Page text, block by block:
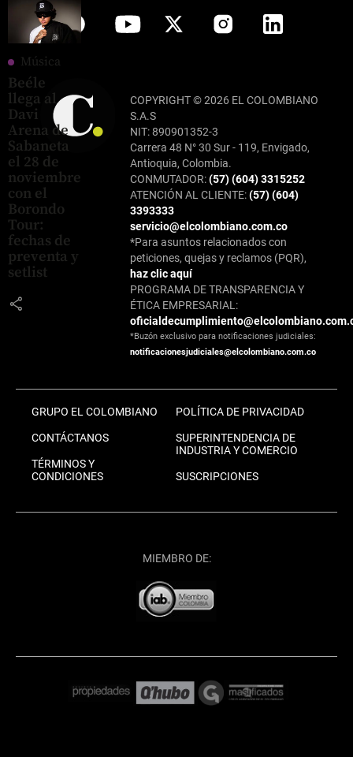
Música
Beéle
llega al
Davi
Arena de
Sabaneta
el 28 de
noviembre
con el
Borondo
Tour:
fechas de
preventa y
setlist
share
COPYRIGHT © 2026 EL COLOMBIANO
S.A.S
NIT: 890901352-3
Carrera 48 N° 30 Sur - 119, Envigado,
Antioquia, Colombia.
CONMUTADOR:(57) (604) 3315252
ATENCIÓN AL CLIENTE:(57) (604)
3393333
servicio@elcolombiano.com.co
*Para asuntos relacionados con
peticiones, quejas y reclamos (PQR),
haz clic aquí
PROGRAMA DE TRANSPARENCIA Y
ÉTICA EMPRESARIAL:
*Buzón exclusivo para notificaciones judiciales:
notificacionesjudiciales@elcolombiano.com.co
GRUPO EL COLOMBIANO
CONTÁCTANOS
TÉRMINOS Y
CONDICIONES
POLÍTICA DE PRIVACIDAD
SUPERINTENDENCIA DE
INDUSTRIA Y COMERCIO
SUSCRIPCIONES
MIEMBRO DE: